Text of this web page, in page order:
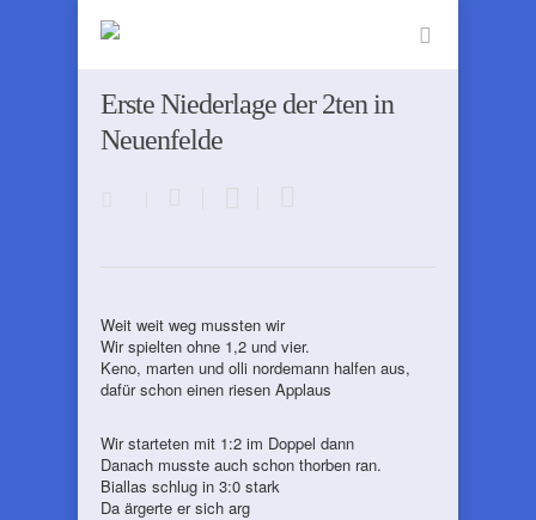
Erste Niederlage der 2ten in
Neuenfelde
Weit weit weg mussten wir
Wir spielten ohne 1,2 und vier.
Keno, marten und olli nordemann halfen aus,
dafür schon einen riesen Applaus
Wir starteten mit 1:2 im Doppel dann
Danach musste auch schon thorben ran.
Biallas schlug in 3:0 stark
Da ärgerte er sich arg